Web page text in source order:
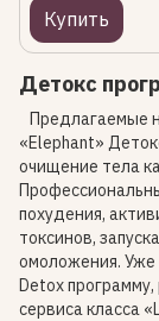
Купить
Детокс
Предлагаемые
«Elephant»
очищение тела
похудения,
токсинов,
омоложения. Уже
Detox программу,
сервиса класса